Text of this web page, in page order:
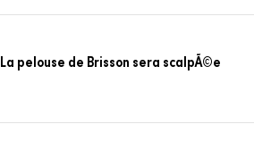
La pelouse de Brisson sera scalpÃ©e